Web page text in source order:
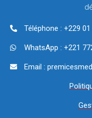
Téléphone : +229
WhatsApp : +221
Email :